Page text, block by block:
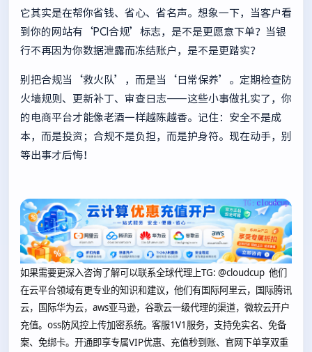
它其实是在帮你省钱、省心、省名声。想象一下，当客户看
到你的网站有‘PCI合规’标志，是不是更愿意下单？当银
行不再因为你数据泄露而冻结账户，是不是更踏实？
别把合规当‘救火队’，而是当‘日常保养’。定期检查防
火墙规则、更新补丁、审查日志——这些小事做扎实了，你
的电商平台才能像老酒一样越陈越香。记住：安全不是成
本，而是投资；合规不是负担，而是护身符。现在动手，别
等出事才后悔！
如果需要更深入咨询了解可以联系全球代理上TG: @cloudcup 他们
在云平台领域有更专业的知识和建议，他们有国际阿里云，国际腾讯
云，国际华为云，aws亚马逊，谷歌云一级代理的渠道，微软云开户
充值。oss防风控上传加密系统。客服1V1服务，支持免实名、免备
案、免绑卡。开通即享专属VIP优惠、充值秒到账、官网下单享双重